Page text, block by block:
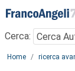
Menu
Cerca:
Main content
Home ricerca